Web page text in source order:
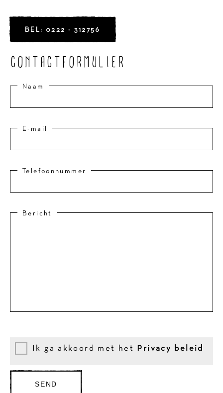
BEL: 0222 - 312756
CONTACTFORMULIER
Naam
E-mail
Telefoonnummer
Bericht
Ik ga akkoord met het Privacy beleid